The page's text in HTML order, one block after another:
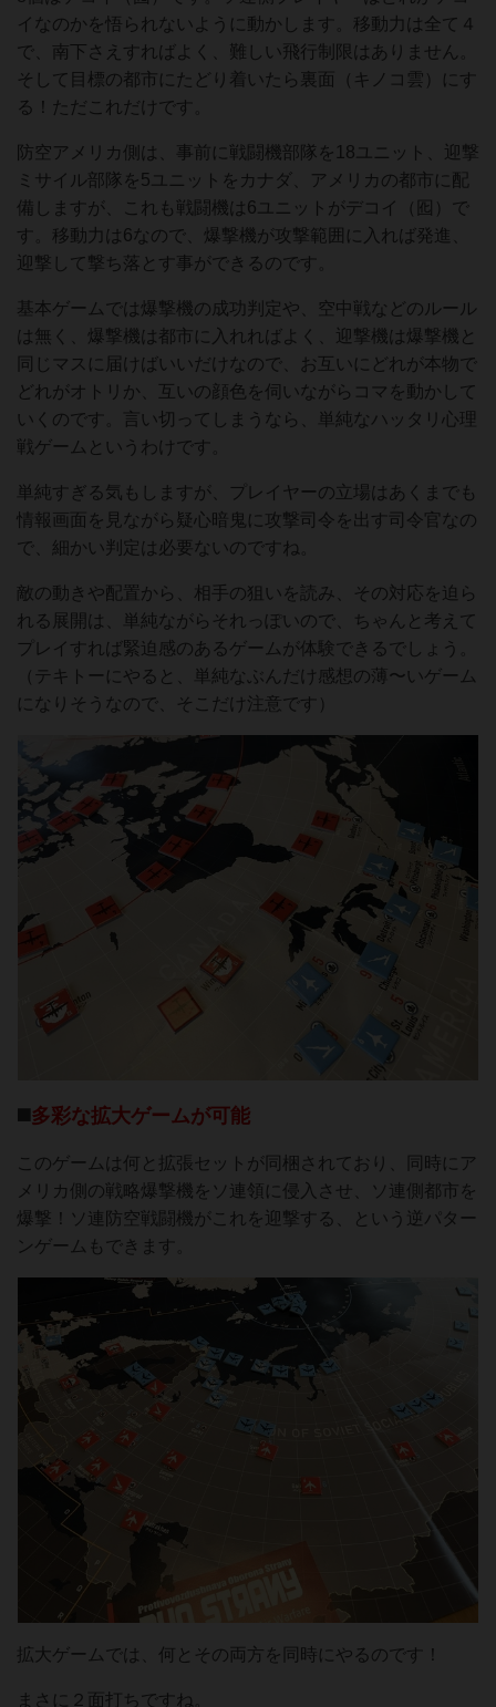
イなのかを悟られないように動かします。移動力は全て４
で、南下さえすればよく、難しい飛行制限はありません。
そして目標の都市にたどり着いたら裏面（キノコ雲）にす
る！ただこれだけです。
防空アメリカ側は、事前に戦闘機部隊を18ユニット、迎撃
ミサイル部隊を5ユニットをカナダ、アメリカの都市に配
備しますが、これも戦闘機は6ユニットがデコイ（囮）で
す。移動力は6なので、爆撃機が攻撃範囲に入れば発進、
迎撃して撃ち落とす事ができるのです。
基本ゲームでは爆撃機の成功判定や、空中戦などのルール
は無く、爆撃機は都市に入れればよく、迎撃機は爆撃機と
同じマスに届けばいいだけなので、お互いにどれが本物で
どれがオトリか、互いの顔色を伺いながらコマを動かして
いくのです。言い切ってしまうなら、単純なハッタリ心理
戦ゲームというわけです。
単純すぎる気もしますが、プレイヤーの立場はあくまでも
情報画面を見ながら疑心暗鬼に攻撃司令を出す司令官なの
で、細かい判定は必要ないのですね。
敵の動きや配置から、相手の狙いを読み、その対応を迫ら
れる展開は、単純ながらそれっぽいので、ちゃんと考えて
プレイすれば緊迫感のあるゲームが体験できるでしょう。
（テキトーにやると、単純なぶんだけ感想の薄〜いゲーム
になりそうなので、そこだけ注意です）
◼️多彩な拡大ゲームが可能
このゲームは何と拡張セットが同梱されており、同時にア
メリカ側の戦略爆撃機をソ連領に侵入させ、ソ連側都市を
爆撃！ソ連防空戦闘機がこれを迎撃する、という逆パター
ンゲームもできます。
拡大ゲームでは、何とその両方を同時にやるのです！
まさに２面打ちですね。